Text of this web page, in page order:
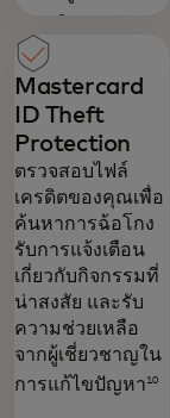
Mastercard
ID Theft
Protection
ตรวจสอบไฟล์
เครดิตของคุณเพื่อ
ค้นหาการฉ้อโกง
รับการแจ้งเตือน
เกี่ยวกับกิจกรรมที่
น่าสงสัย และรับ
ความช่วยเหลือ
จากผู้เชี่ยวชาญใน
การแก้ไขปัญหา 10